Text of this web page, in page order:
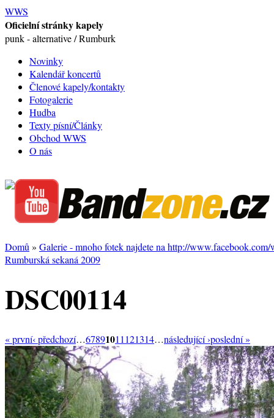
WWS
Oficielní stránky kapely
punk - alternative / Rumburk
Novinky
Kalendář koncertů
Členové kapely/kontakty
Fotogalerie
Hudba
Texty písní/Články
Obchod WWS
O nás
Domů » Galerie - mnoho fotek najdete na http://www.facebook.com/
Rumburská sekaná 2009
DSC00114
« první‹ předchozí…67891011 121314…následující ›poslední »